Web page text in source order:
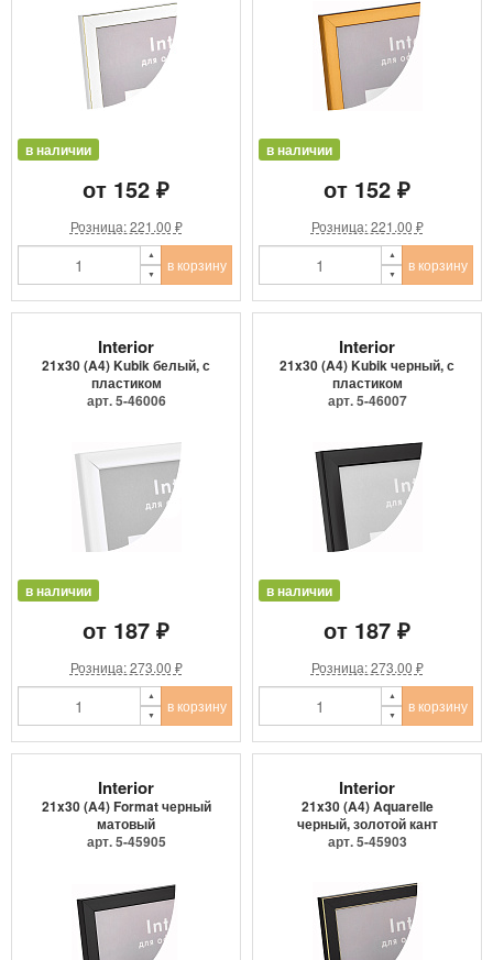
в наличии
от 152 ₽
Розница: 221.00 ₽
в корзину
в наличии
от 152 ₽
Розница: 221.00 ₽
в корзину
Interior
21x30 (A4) Kubik белый, с
пластиком
арт. 5-46006
в наличии
от 187 ₽
Розница: 273.00 ₽
в корзину
Interior
21x30 (A4) Kubik черный, с
пластиком
арт. 5-46007
в наличии
от 187 ₽
Розница: 273.00 ₽
в корзину
Interior
21x30 (A4) Format черный
матовый
арт. 5-45905
Interior
21x30 (A4) Aquarelle
черный, золотой кант
арт. 5-45903